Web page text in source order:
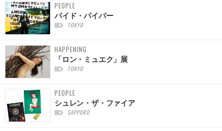
PEOPLE
パイド・パイパー
TOKYO
HAPPENING
「ロン・ミュエク」展
TOKYO
PEOPLE
シュレン・ザ・ファイア
SAPPORO